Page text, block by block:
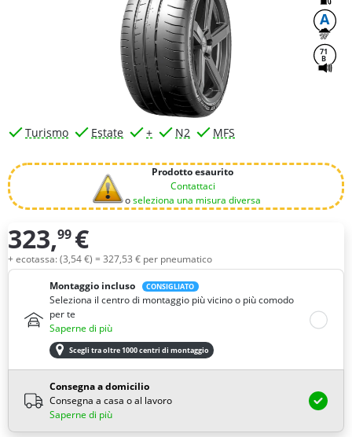
A
71
B
Turismo Estate + N2 MFS
Prodotto esaurito
Contattaci
oseleziona una misura diversa
Quantità
323,99 €
+ ecotassa: (3,54€) = 327,53 € per pneumatico
Montaggio incluso
CONSIGLIATO
Seleziona il centro di montaggio più vicino o più comodo
per te
Saperne di più
Scegli tra oltre 1000 centri di montaggio
Consegna a domicilio
Consegna a casa o al lavoro
Saperne di più